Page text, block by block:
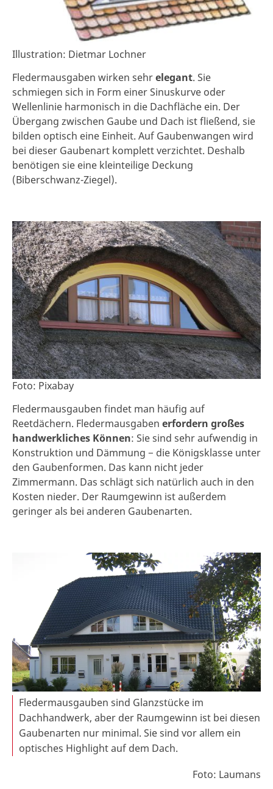
Illustration: Dietmar Lochner
Fledermausgaben wirken sehrelegant. Sie
schmiegen sich in Form einer Sinuskurve oder
Wellenlinie harmonisch in die Dachfläche ein. Der
Übergang zwischen Gaube und Dach ist fließend, sie
bilden optisch eine Einheit. Auf Gaubenwangen wird
bei dieser Gaubenart komplett verzichtet. Deshalb
benötigen sie eine kleinteilige Deckung
(Biberschwanz-Ziegel).
Foto: Pixabay
Fledermausgauben findet man häufig auf
Reetdächern. Fledermausgaben erfordern großes
handwerkliches Können: Sie sind sehr aufwendig in
Konstruktion und Dämmung − die Königsklasse unter
den Gaubenformen. Das kann nicht jeder
Zimmermann. Das schlägt sich natürlich auch in den
Kosten nieder. Der Raumgewinn ist außerdem
geringer als bei anderen Gaubenarten.
Fledermausgauben sind Glanzstücke im
Dachhandwerk, aber der Raumgewinn ist bei diesen
Gaubenarten nur minimal. Sie sind vor allem ein
optisches Highlight auf dem Dach.
Foto: Laumans